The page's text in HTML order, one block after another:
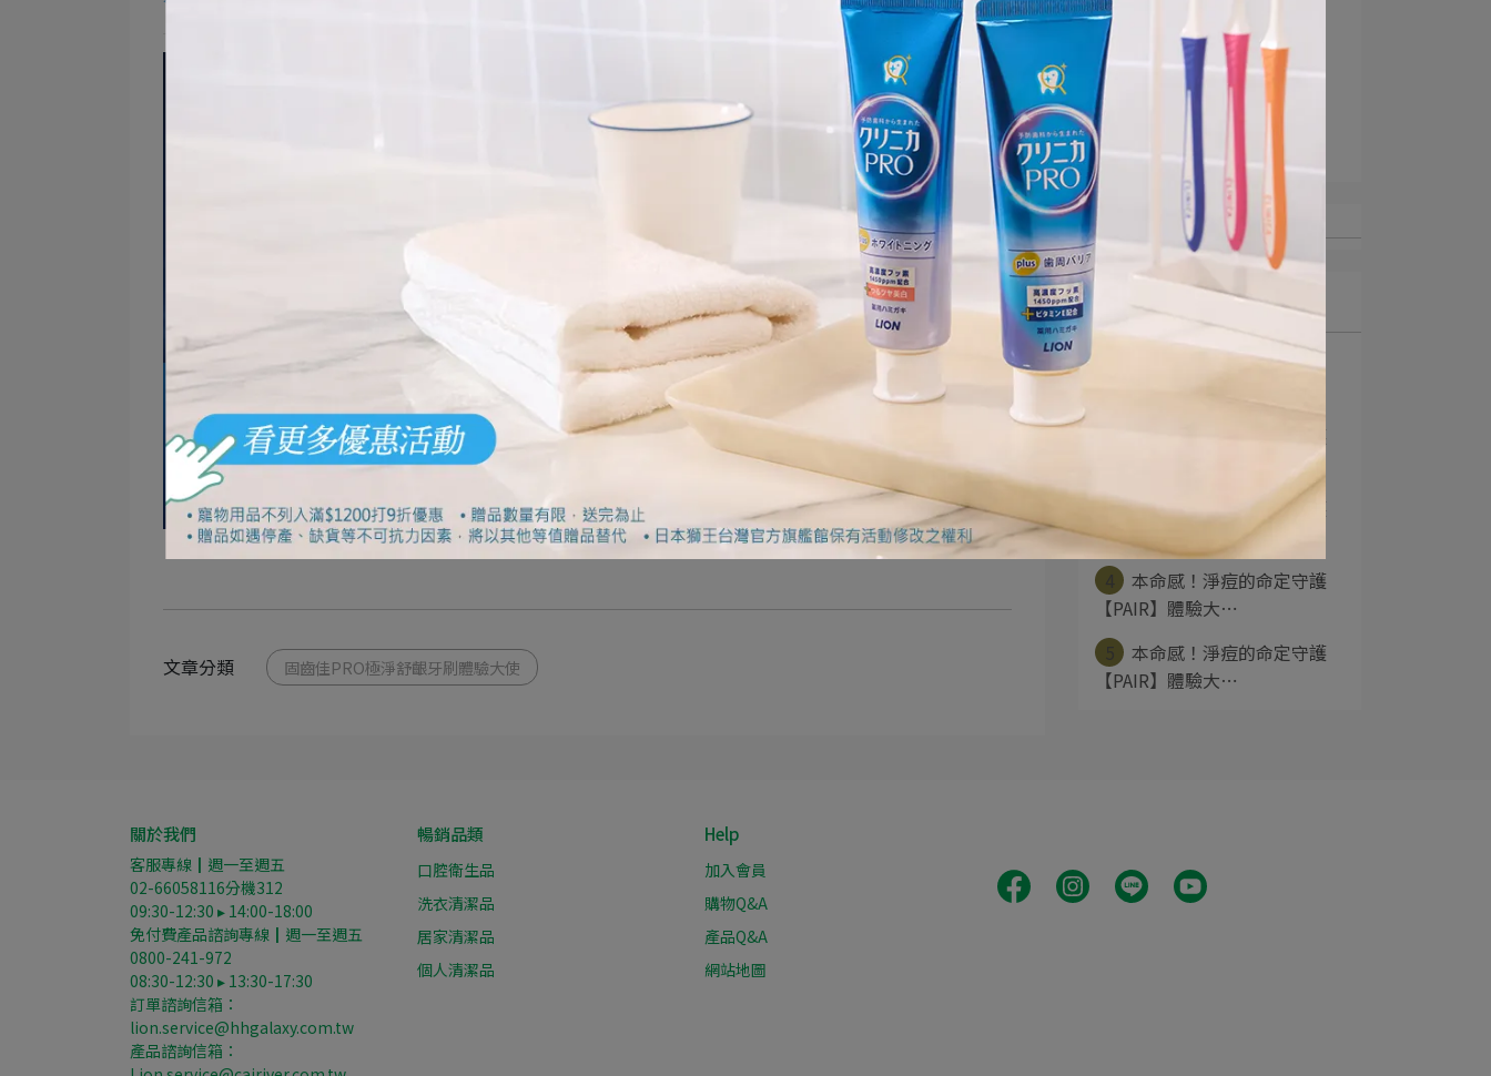
文章分類 固齒佳PRO極淨舒齦牙刷體驗大使
肌膚的療癒日常
植物物語體驗大使
#自信開口打開心關係
淨痘的命定守護
強效淨化 還你清新
3 本命感！淨痘的命定守護
【PAIR】體驗大⋯
本命感！淨痘的命定守護
【PAIR】體驗大⋯
本命感！淨痘的命定守護
【PAIR】體驗大⋯
關於我們
客服專線┃週一至週五
02-66058116分機312
09:30-12:30 ▸ 14:00-18:00
免付費產品諮詢專線┃週一至週五
0800-241-972
08:30-12:30 ▸ 13:30-17:30
訂單諮詢信箱：
lion.service@hhgalaxy.com.tw
產品諮詢信箱：
暢銷品類
口腔衛生品
洗衣清潔品
居家清潔品
個人清潔品
Help
加入會員
購物Q&A
產品Q&A
網站地圖